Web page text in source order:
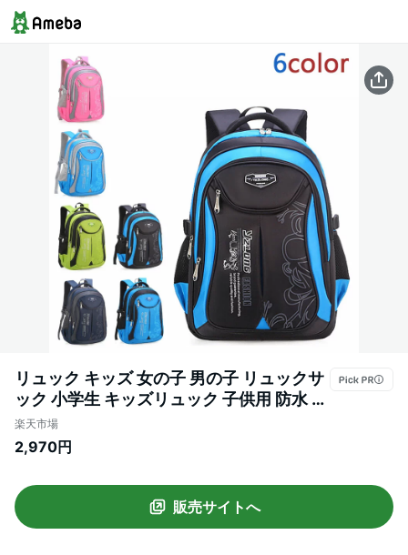
リュック キッズ 女の子 男の子 リュックサ
ック 小学生 キッズリュック 子供用 防水 大
容量 バックパック デイパック おしゃれ
多機能 アウトドア 子供 通学 遠足
楽天市場
2,970円
販売サイトへ